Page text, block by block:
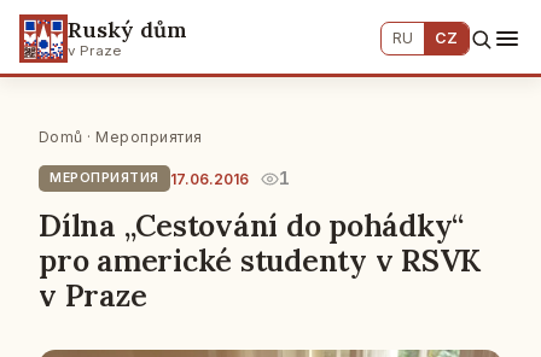
Ruský dům
v Praze
RU CZ
Domů · Мероприятия
МЕРОПРИЯТИЯ 17.06.2016 1
Dílna „Cestování do pohádky“
pro americké studenty v RSVK
v Praze